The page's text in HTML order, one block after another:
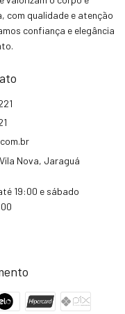
com qualidade e atenção
confiança e elegância
Nova, Jaraguá
19:00 e sábado